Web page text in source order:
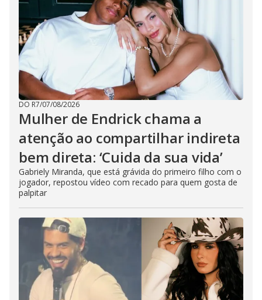
DO R7/07/08/2026
Mulher de Endrick chama a
atenção ao compartilhar indireta
bem direta: ‘Cuida da sua vida’
Gabriely Miranda, que está grávida do primeiro filho com o
jogador, repostou vídeo com recado para quem gosta de
palpitar